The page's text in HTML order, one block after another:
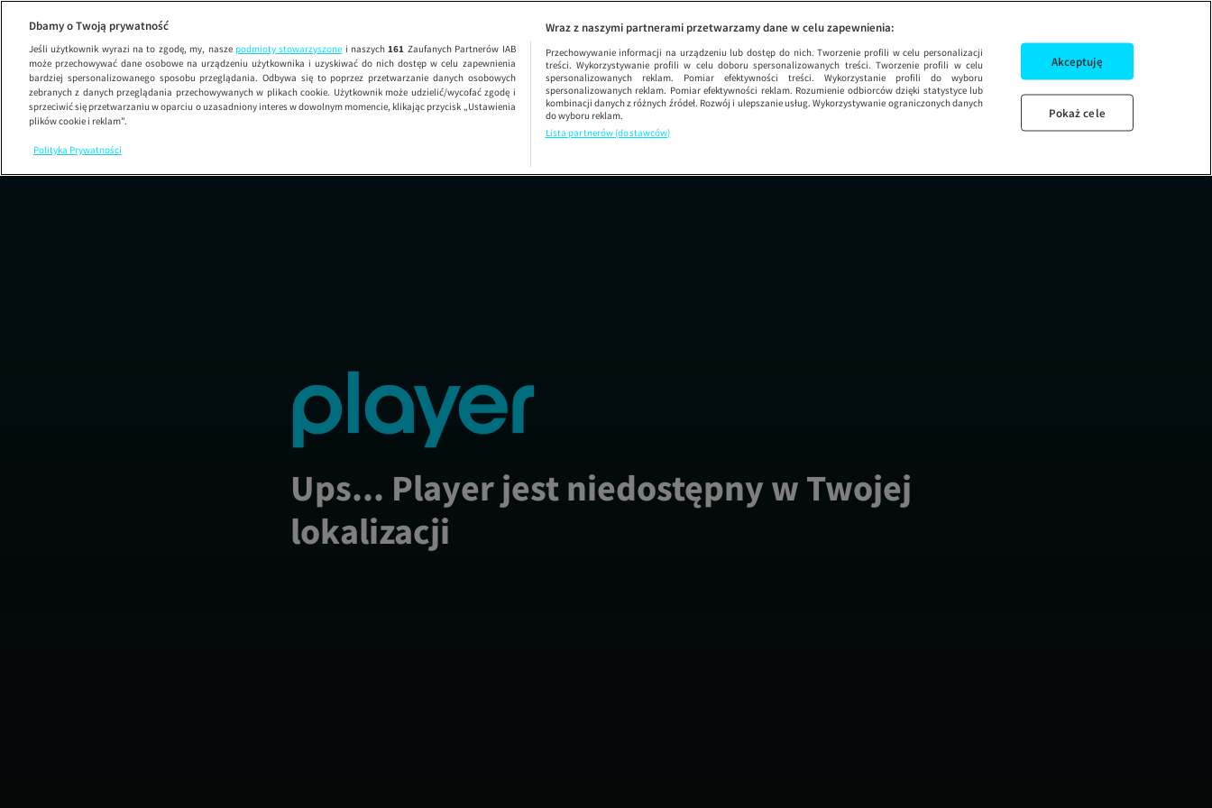
19 + ODCINEK 546
Ups... Player jest niedostępny w Twojej
lokalizacji
Dbamy o Twoją prywatność
Jeśli użytkownik wyrazi na to zgodę, my, nasze podmioty stowarzyszone i naszych161 Zaufanych Partnerów IAB
może przechowywać dane osobowe na urządzeniu użytkownika i uzyskiwać do nich dostęp w celu zapewnienia
bardziej spersonalizowanego sposobu przeglądania. Odbywa się to poprzez przetwarzanie danych osobowych
zebranych z danych przeglądania przechowywanych w plikach cookie. Użytkownik może udzielić/wycofać zgodę i
sprzeciwić się przetwarzaniu w oparciu o uzasadniony interes w dowolnym momencie, klikając przycisk „Ustawienia
plików cookie i reklam”.
Polityka Prywatności
Wraz z naszymi partnerami przetwarzamy dane w celu zapewnienia:
Przechowywanie informacji na urządzeniu lub dostęp do nich. Tworzenie profili w celu personalizacji
treści. Wykorzystywanie profili w celu doboru spersonalizowanych treści. Tworzenie profili w celu
spersonalizowanych reklam. Pomiar efektywności treści. Wykorzystanie profili do wyboru
spersonalizowanych reklam. Pomiar efektywności reklam. Rozumienie odbiorców dzięki statystyce lub
kombinacji danych z różnych źródeł. Rozwój i ulepszanie usług. Wykorzystywanie ograniczonych danych
do wyboru reklam.
Lista partnerów (dostawców)
Akceptuję
Pokaż cele